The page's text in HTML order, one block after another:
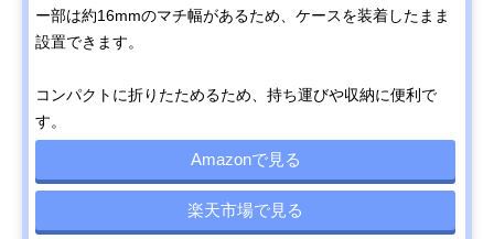
ー部は約16mmのマチ幅があるため、ケースを装着したまま
設置できます。
コンパクトに折りたためるため、持ち運びや収納に便利で
す。
Amazonで見る
楽天市場で見る